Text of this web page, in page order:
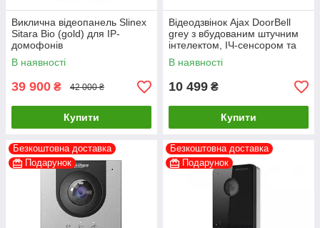
Виклична відеопанель Slinex
Sitara Bio (gold) для IP-
домофонів
В наявності
39 900 ₴ 42 000 ₴
Купити
Відеодзвінок Ajax DoorBell
grey з вбудованим штучним
інтелектом, ІЧ-сенсором та
керуванням у застосунках
В наявності
10 499 ₴
Купити
Безкоштовна доставка
Подарунок
Безкоштовна доставка
Подарунок